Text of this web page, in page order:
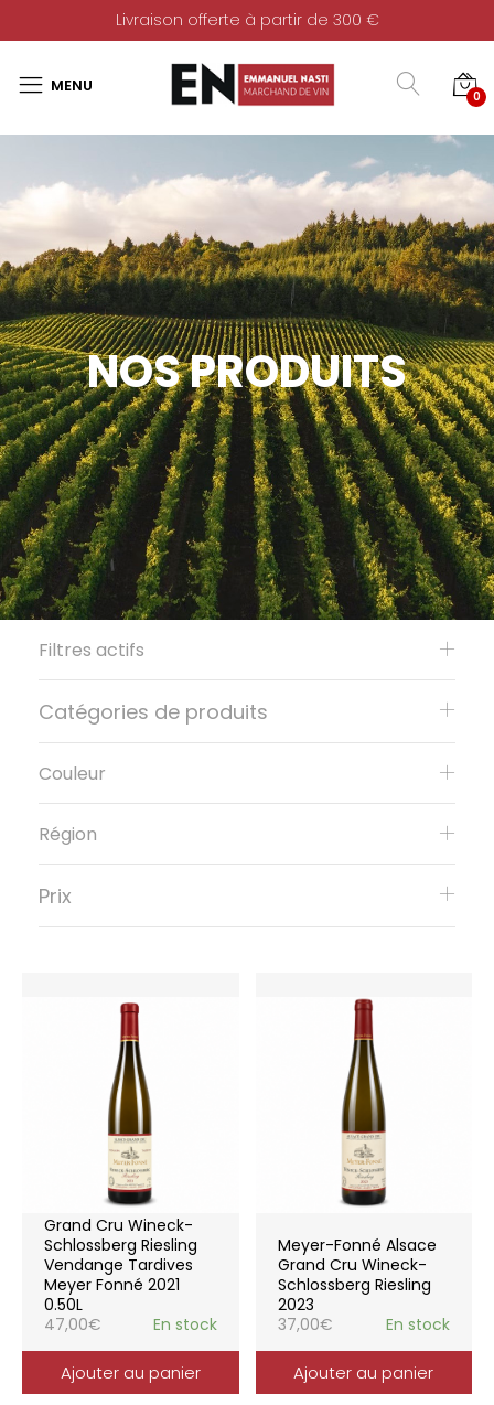
Livraison offerte à partir de 300 €
0
NOS PRODUITS
Grand Cru Wineck-
Schlossberg Riesling
Vendange Tardives
Meyer Fonné 2021
0.50L
47,00€ En stock
Ajouter au panier
Meyer-Fonné Alsace
Grand Cru Wineck-
Schlossberg Riesling
2023
37,00€ En stock
Ajouter au panier
Filtres actifs
Catégories de produits
Couleur
Région
Prix